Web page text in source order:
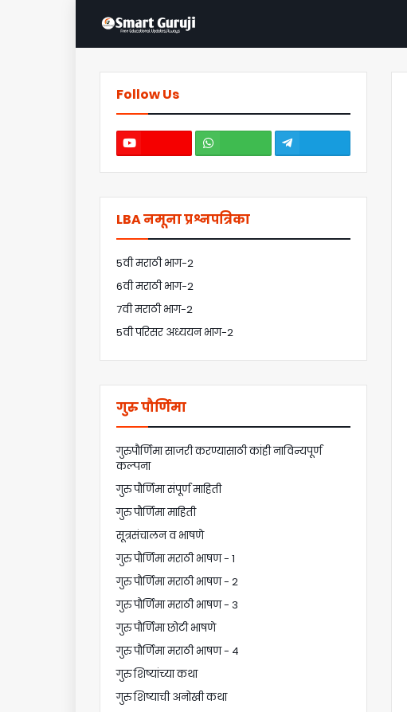
Follow Us
LBA नमूना प्रश्नपत्रिका
5वी मराठी भाग-2
6वी मराठी भाग-2
7वी मराठी भाग-2
5वी परिसर अध्ययन भाग-2
गुरु पौर्णिमा
गुरुपौर्णिमा साजरी करण्यासाठी कांही नाविन्यपूर्ण
कल्पना
गुरु पौर्णिमा संपूर्ण माहिती
गुरु पौर्णिमा माहिती
सूत्रसंचालन व भाषणे
गुरु पौर्णिमा मराठी भाषण - 1
गुरु पौर्णिमा मराठी भाषण - 2
गुरु पौर्णिमा मराठी भाषण - 3
गुरु पौर्णिमा छोटी भाषणे
गुरु पौर्णिमा मराठी भाषण - 4
गुरु शिष्यांच्या कथा
गुरु शिष्याची अनोखी कथा